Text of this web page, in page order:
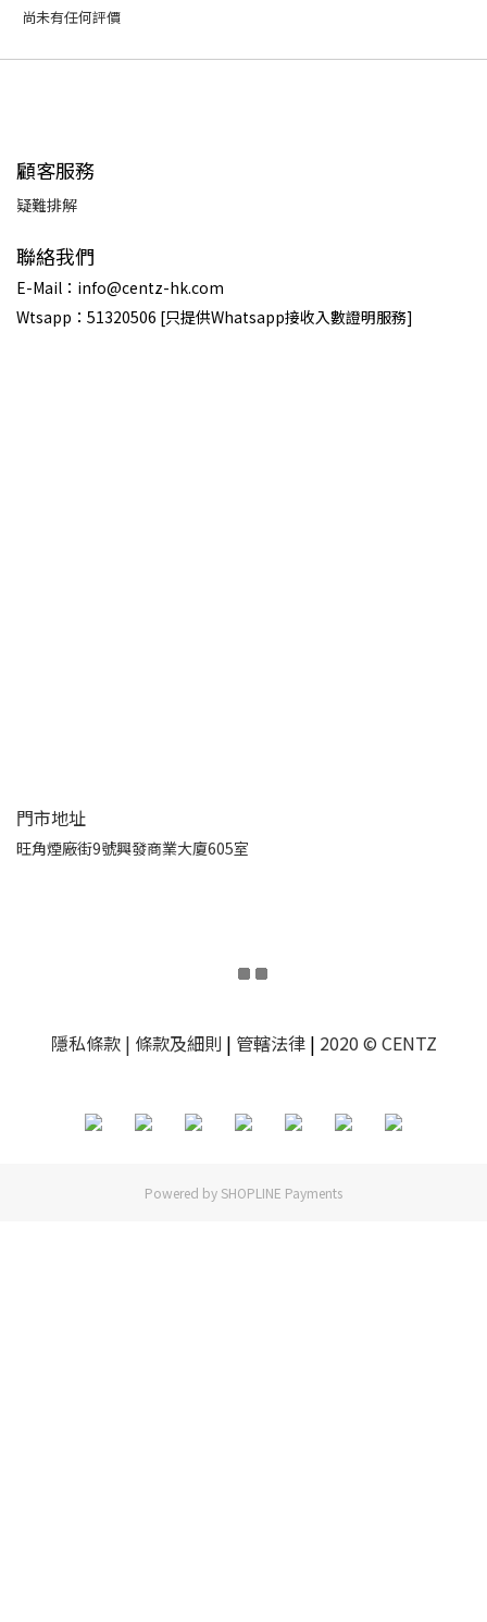
尚未有任何評價
顧客服務
疑難排解
聯絡我們
E-Mail：info@centz-hk.com
Wtsapp：51320506 [只提供Whatsapp接收入數證明服務]
門市地址
旺角煙廠街9號興發商業大廈605室
隱私條款| 條款及細則 | 管轄法律| 2020 © CENTZ
Powered by SHOPLINE Payments